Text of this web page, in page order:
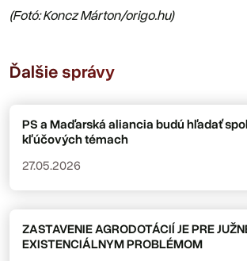
(Fotó: Koncz Márton/origo.hu)
Ďalšie správy
PS a Maďarská aliancia budú hľadať
kľúčových témach
27.05.2026
ZASTAVENIE AGRODOTÁCIÍ JE PRE
EXISTENCIÁLNYM PROBLÉMOM